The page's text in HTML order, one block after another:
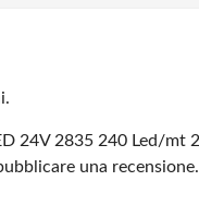
24V 2835 240 Led/
una recensione.